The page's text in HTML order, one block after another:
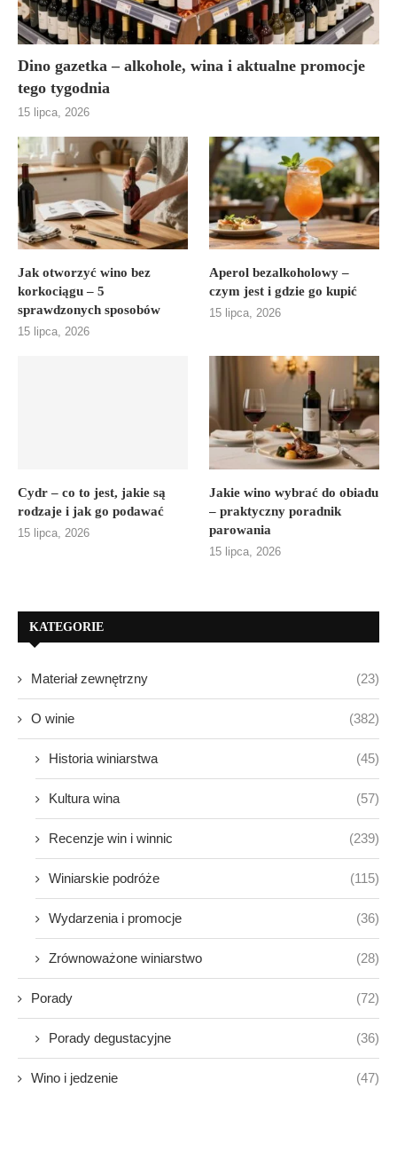
Dino gazetka – alkohole, wina i aktualne promocje
tego tygodnia
15 lipca, 2026
Jak otworzyć wino bez
korkociągu – 5
sprawdzonych sposobów
15 lipca, 2026
Aperol bezalkoholowy –
czym jest i gdzie go kupić
15 lipca, 2026
Cydr – co to jest, jakie są
rodzaje i jak go podawać
15 lipca, 2026
Jakie wino wybrać do obiadu
– praktyczny poradnik
parowania
15 lipca, 2026
KATEGORIE
Materiał zewnętrzny (23)
O winie (382)
Historia winiarstwa (45)
Kultura wina (57)
Recenzje win i winnic (239)
Winiarskie podróże (115)
Wydarzenia i promocje (36)
Zrównoważone winiarstwo (28)
Porady (72)
Porady degustacyjne (36)
Wino i jedzenie (47)